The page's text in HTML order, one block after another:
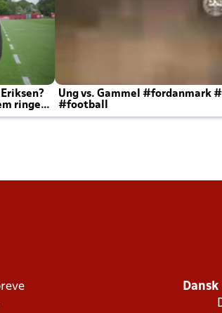
ringer
Ung vs. Gammel #fordanmark
#football